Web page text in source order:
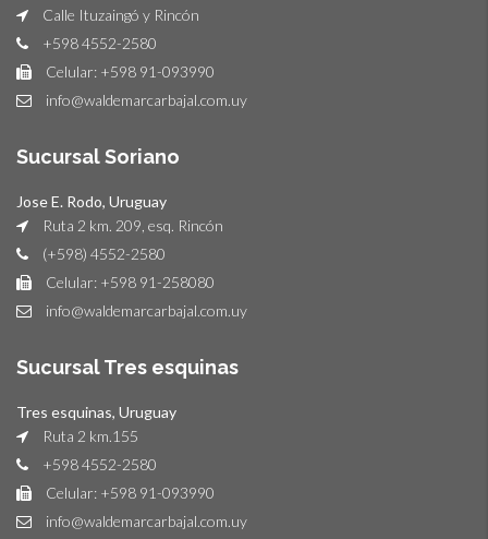
Calle Ituzaingó y Rincón
+598 4552-2580
Celular: +598 91-093990
info@waldemarcarbajal.com.uy
Sucursal Soriano
Jose E. Rodo, Uruguay
Ruta 2 km. 209, esq. Rincón
(+598) 4552-2580
Celular: +598 91-258080
info@waldemarcarbajal.com.uy
Sucursal Tres esquinas
Tres esquinas, Uruguay
Ruta 2 km.155
+598 4552-2580
Celular: +598 91-093990
info@waldemarcarbajal.com.uy